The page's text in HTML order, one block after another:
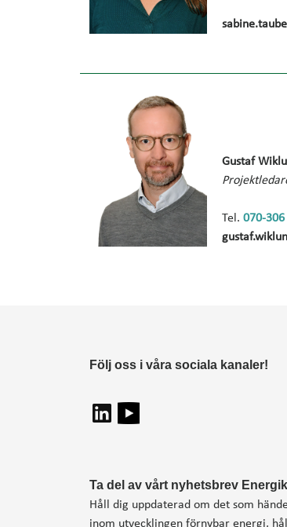
Gustaf
Tel. 070-
Ta del av vårt nyhetsbrev
Håll dig uppdaterad om det som
inom utvecklingen förnybar energi,
Följ oss i våra sociala kanaler!